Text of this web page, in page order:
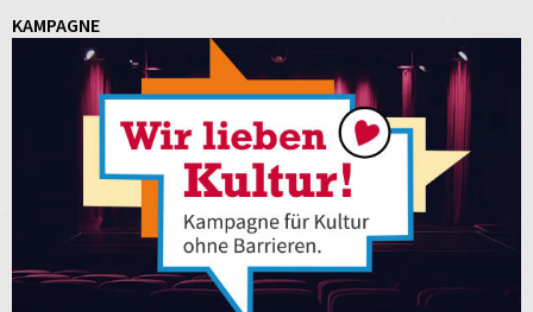
KAMPAGNE